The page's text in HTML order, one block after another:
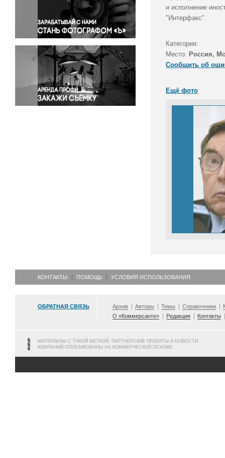
Правосудие
Происшествия и конфликты
Религия
Светская жизнь
Спорт
Экология
Экономика и бизнес
и исполнение
"Интерфакс".
Категория:
Место: Россия,
Сообщить об
Ещё фото
КОНТАКТЫ ПОМОЩЬ УСЛОВИЯ ИСПОЛЬЗОВАНИЯ
ОБРАТНАЯ СВЯЗЬ Архив Авторы Темы Справочники
О «Коммерсанте»
Редакция Контакты
МАТЕРИАЛЫ С ТАКОЙ МЕТКОЙ, ПАРТНЕРСКИЕ ПРОЕКТЫ И НОВОСТИ
КОМПАНИЙ ОПУБЛИКОВАНЫ НА КОММЕРЧЕСКОЙ ОСНОВЕ